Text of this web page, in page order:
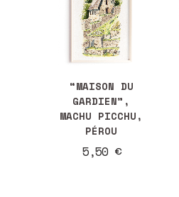
“MAISON DU
GARDIEN”,
MACHU PICCHU,
PÉROU
5,50 €